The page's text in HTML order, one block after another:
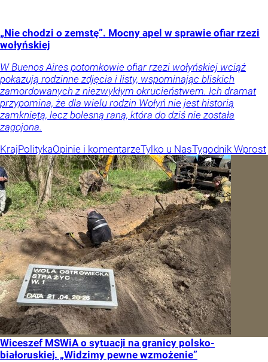
„Nie chodzi o zemstę”. Mocny apel w sprawie ofiar rzezi
wołyńskiej
W Buenos Aires potomkowie ofiar rzezi wołyńskiej wciąż
pokazują rodzinne zdjęcia i listy, wspominając bliskich
zamordowanych z niezwykłym okrucieństwem. Ich dramat
przypomina, że dla wielu rodzin Wołyń nie jest historią
zamkniętą, lecz bolesną raną, która do dziś nie została
zagojona.
KrajPolitykaOpinie i komentarzeTylko u NasTygodnik Wprost
Wiceszef MSWiA o sytuacji na granicy polsko-
białoruskiej. „Widzimy pewne wzmożenie”